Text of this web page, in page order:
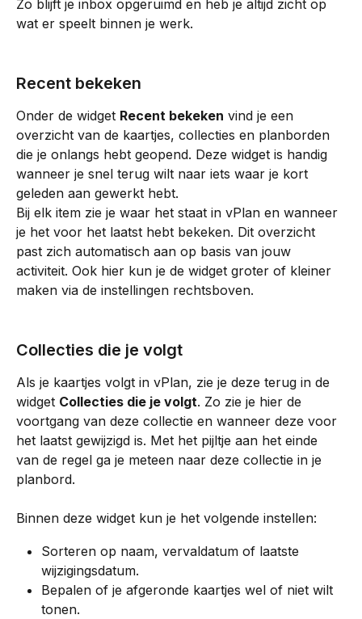
Zo blijft je inbox opgeruimd en heb je altijd zicht op
wat er speelt binnen je werk.
Recent bekeken
Onder de widget Recent bekeken vind je een
overzicht van de kaartjes, collecties en planborden
die je onlangs hebt geopend. Deze widget is handig
wanneer je snel terug wilt naar iets waar je kort
geleden aan gewerkt hebt.
Bij elk item zie je waar het staat in vPlan en wanneer
je het voor het laatst hebt bekeken. Dit overzicht
past zich automatisch aan op basis van jouw
activiteit. Ook hier kun je de widget groter of kleiner
maken via de instellingen rechtsboven.
Collecties die je volgt
Als je kaartjes volgt in vPlan, zie je deze terug in de
widget Collecties die je volgt. Zo zie je hier de
voortgang van deze collectie en wanneer deze voor
het laatst gewijzigd is. Met het pijltje aan het einde
van de regel ga je meteen naar deze collectie in je
planbord.
Binnen deze widget kun je het volgende instellen:
Sorteren op naam, vervaldatum of laatste
wijzigingsdatum.
Bepalen of je afgeronde kaartjes wel of niet wilt
tonen.